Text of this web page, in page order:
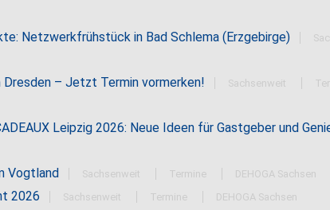
Netzwerkfrühstück in Bad Schlema (Erzgebirge)
– Jetzt Termin vormerken! Sachsenweit
Leipzig 2026: Neue Ideen für Gastgeber und
Vogtland Sachsenweit Termine DEHOGA Sachsen
2026 Sachsenweit Termine DEHOGA Sachsen